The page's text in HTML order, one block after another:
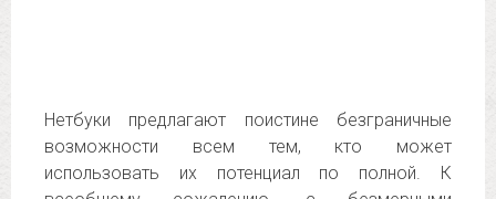
Нетбуки предлагают поистине безграничные
возможности всем тем, кто может
использовать их потенциал по полной. К